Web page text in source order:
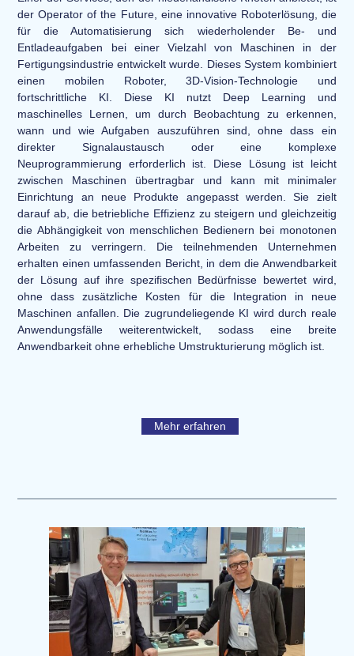
der Operator of the Future, eine innovative Roboterlösung, die
für die Automatisierung sich wiederholender Be- und
Entladeaufgaben bei einer Vielzahl von Maschinen in der
Fertigungsindustrie entwickelt wurde. Dieses System kombiniert
einen mobilen Roboter, 3D-Vision-Technologie und
fortschrittliche KI. Diese KI nutzt Deep Learning und
maschinelles Lernen, um durch Beobachtung zu erkennen,
wann und wie Aufgaben auszuführen sind, ohne dass ein
direkter Signalaustausch oder eine komplexe
Neuprogrammierung erforderlich ist. Diese Lösung ist leicht
zwischen Maschinen übertragbar und kann mit minimaler
Einrichtung an neue Produkte angepasst werden. Sie zielt
darauf ab, die betriebliche Effizienz zu steigern und gleichzeitig
die Abhängigkeit von menschlichen Bedienern bei monotonen
Arbeiten zu verringern. Die teilnehmenden Unternehmen
erhalten einen umfassenden Bericht, in dem die Anwendbarkeit
der Lösung auf ihre spezifischen Bedürfnisse bewertet wird,
ohne dass zusätzliche Kosten für die Integration in neue
Maschinen anfallen. Die zugrundeliegende KI wird durch reale
Anwendungsfälle weiterentwickelt, sodass eine breite
Anwendbarkeit ohne erhebliche Umstrukturierung möglich ist.
Mehr erfahren